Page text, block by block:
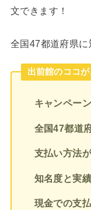
文できます！
全国47都道府県に
出前館のココが
キャンペー
全国47都道
支払い方法
知名度と実
現金での支